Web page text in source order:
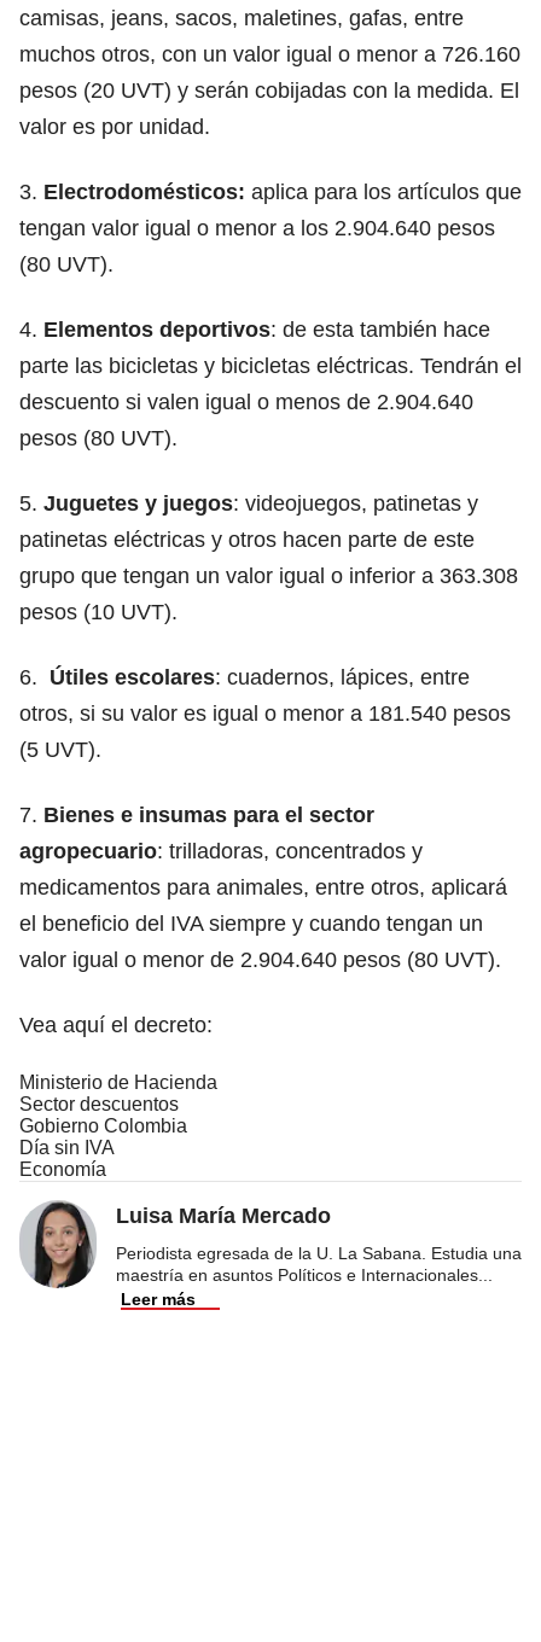
camisas, jeans, sacos, maletines, gafas, entre
muchos otros, con un valor igual o menor a 726.160
pesos (20 UVT) y serán cobijadas con la medida. El
valor es por unidad.
3. Electrodomésticos: aplica para los artículos que
tengan valor igual o menor a los 2.904.640 pesos
(80 UVT).
4. Elementos deportivos: de esta también hace
parte las bicicletas y bicicletas eléctricas. Tendrán el
descuento si valen igual o menos de 2.904.640
pesos (80 UVT).
5. Juguetes y juegos: videojuegos, patinetas y
patinetas eléctricas y otros hacen parte de este
grupo que tengan un valor igual o inferior a 363.308
pesos (10 UVT).
6. Útiles escolares: cuadernos, lápices, entre
otros, si su valor es igual o menor a 181.540 pesos
(5 UVT).
7. Bienes e insumas para el sector
agropecuario: trilladoras, concentrados y
medicamentos para animales, entre otros, aplicará
el beneficio del IVA siempre y cuando tengan un
valor igual o menor de 2.904.640 pesos (80 UVT).
Vea aquí el decreto:
Ministerio de Hacienda
Sector descuentos
Gobierno Colombia
Día sin IVA
Economía
Luisa María Mercado
Periodista egresada de la U. La Sabana. Estudia una
maestría en asuntos Políticos e Internacionales
Leer más